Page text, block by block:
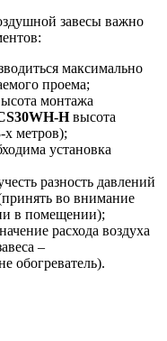
завесы важно
максимально
проема;
монтажа
Hвысота
х метров);
установка
разность давлений
во внимание
в помещении);
расхода воздуха
–
обогреватель).